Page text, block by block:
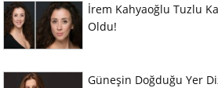
İrem Kahyaoğlu Tuzlu
Oldu!
Güneşin Doğduğu Yer